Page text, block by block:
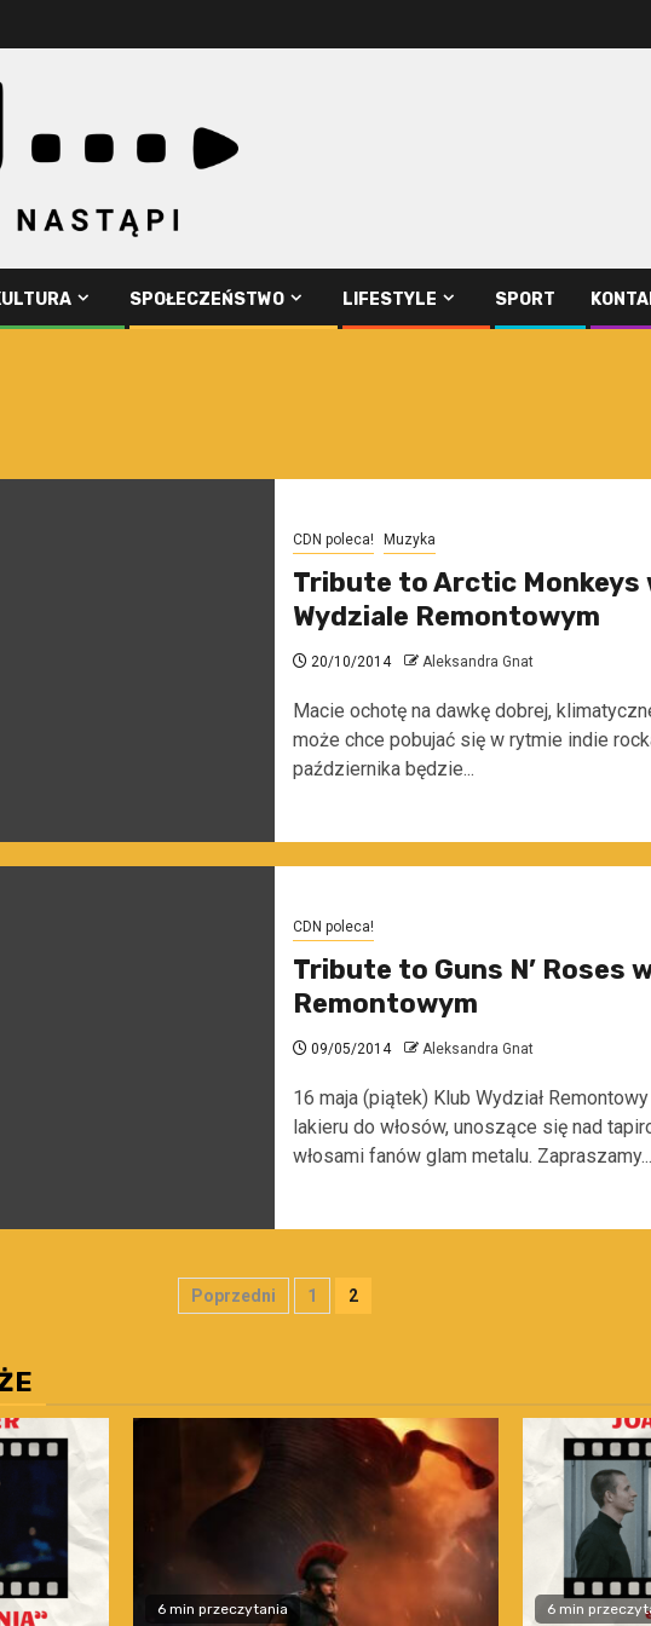
SPOŁECZEŃSTWO LIFESTYLE SPORT
CDN poleca! Muzyka
Tribute to Arctic Monkeys
Wydziale Remontowym
20/10/2014 Aleksandra Gnat
Macie ochotę na dawkę dobrej,
może chce pobujać się w rytmie indie
października będzie...
CDN poleca!
Tribute to Guns N’ Roses
Remontowym
09/05/2014 Aleksandra Gnat
16 maja (piątek) Klub Wydział
lakieru do włosów, unoszące się nad
włosami fanów glam metalu. Zapraszamy...
Stronicowanie
Poprzedni 1 2
6 min przeczytania 6 min